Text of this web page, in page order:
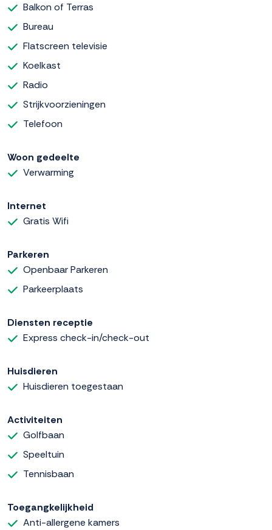
Balkon of Terras
Bureau
Flatscreen televisie
Koelkast
Radio
Strijkvoorzieningen
Telefoon
Woon gedeelte
Verwarming
Internet
Gratis Wifi
Parkeren
Openbaar Parkeren
Parkeerplaats
Diensten receptie
Express check-in/check-out
Huisdieren
Huisdieren toegestaan
Activiteiten
Golfbaan
Speeltuin
Tennisbaan
Toegangkelijkheid
Anti-allergene kamers